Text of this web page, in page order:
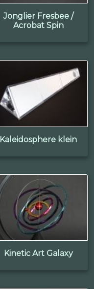
Jonglier Fresbee /
Acrobat Spin
Kaleidosphere klein
Kinetic Art Galaxy